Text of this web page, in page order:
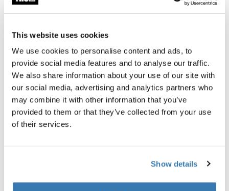
This website uses cookies
We use cookies to personalise content and ads, to
provide social media features and to analyse our traffic.
We also share information about your use of our site with
our social media, advertising and analytics partners who
may combine it with other information that you’ve
provided to them or that they’ve collected from your use
of their services.
Show details